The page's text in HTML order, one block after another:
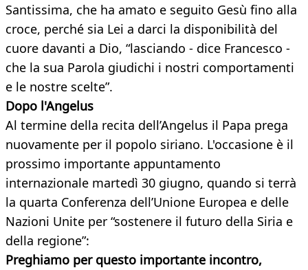
Santissima, che ha amato e seguito Gesù fino alla
croce, perché sia Lei a darci la disponibilità del
cuore davanti a Dio, “lasciando - dice Francesco -
che la sua Parola giudichi i nostri comportamenti
e le nostre scelte”.
Dopo l'Angelus
Al termine della recita dell’Angelus il Papa prega
nuovamente per il popolo siriano. L'occasione è il
prossimo importante appuntamento
internazionale martedì 30 giugno, quando si terrà
la quarta Conferenza dell’Unione Europea e delle
Nazioni Unite per “sostenere il futuro della Siria e
della regione”:
Preghiamo per questo importante incontro,